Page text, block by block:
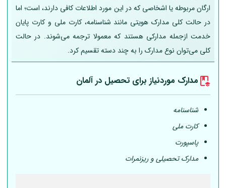
ارگان مربوطه یا اشخاصی که در این مورد اطلاعات کافی دارند، است؛ اما
در حالت کلی مدارک هویتی مانند شناسنامه، کارت ملی و کارت پایان
خدمت ازجمله مدارکی هستند که معمولا ترجمه می‌شوند. در حالت
کلی می‌توان نوع مدارک را به چند دسته تقسیم کرد.
مدارک موردنیاز برای تحصیل درآلمان
شناسنامه
کارت ملی
پاسپورت
مدارک تحصیلی و ریزنمرات